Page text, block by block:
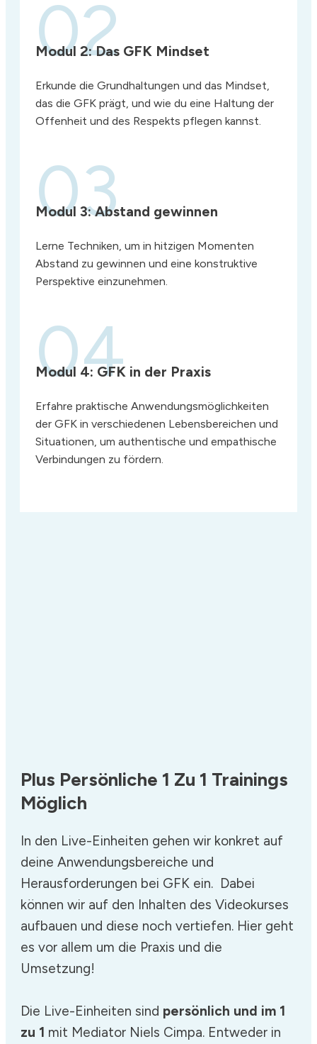
02
Modul 2:Das GFK Mindset
Erkunde die Grundhaltungen und das Mindset,
das die GFK prägt, und wie du eine Haltung der
Offenheit und des Respekts pflegen kannst.
03
Modul 3:Abstand gewinnen
Lerne Techniken, um in hitzigen Momenten
Abstand zu gewinnen und eine konstruktive
Perspektive einzunehmen.
04
Modul 4: GFK in der Praxis
Erfahre praktische Anwendungsmöglichkeiten
der GFK in verschiedenen Lebensbereichen und
Situationen, um authentische und empathische
Verbindungen zu fördern.
Plus Persönliche 1 Zu 1 Trainings
Möglich
In den Live-Einheiten gehen wir konkret auf
deine Anwendungsbereiche und
Herausforderungen bei GFK ein. Dabei
können wir auf den Inhalten des Videokurses
aufbauen und diese noch vertiefen. Hier geht
es vor allem um die Praxis und die
Umsetzung!
Die Live-Einheiten sind persönlich und im 1
zu 1 mit Mediator Niels Cimpa. Entweder in